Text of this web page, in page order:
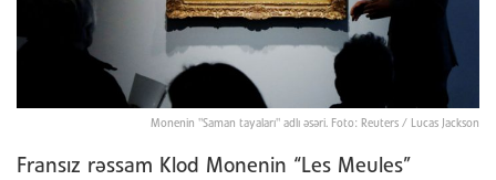
Monenin "Saman tayaları" adlı əsəri. Foto: Reuters / Lucas Jackson
Fransız rəssam Klod Monenin “Les Meules”